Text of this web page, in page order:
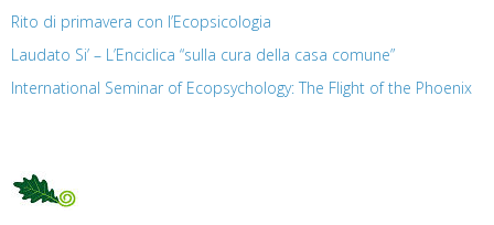
Rito di primavera con l’Ecopsicologia
Laudato Si’ – L’Enciclica “sulla cura della casa comune”
International Seminar of Ecopsychology: The Flight of the Phoenix